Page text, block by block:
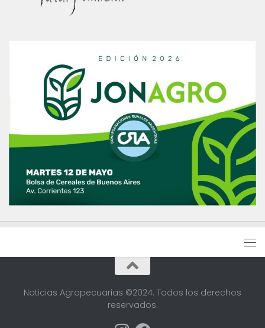
Noticias Agropecuarias ©2024. Todos los derechos
reservados.